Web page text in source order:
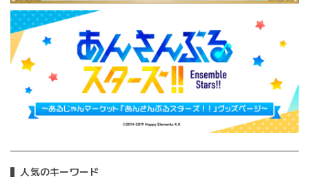
人気のキーワード